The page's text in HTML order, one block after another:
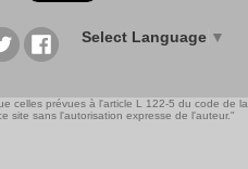
Select Language ▼
celles prévues à l'article L 122-5 du code de la
site sans l'autorisation expresse de l'auteur."